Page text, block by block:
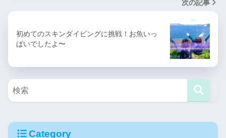
次の記事
初めてのスキンダイビングに挑戦！お魚いっ
ぱいでしたよ〜
Category